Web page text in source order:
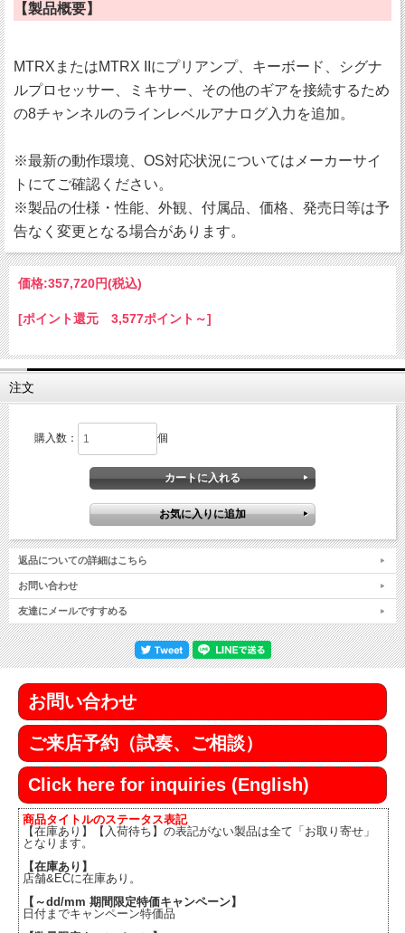
【製品概要】
MTRXまたはMTRX IIにプリアンプ、キーボード、シグナ
ルプロセッサー、ミキサー、その他のギアを接続するため
の8チャンネルのラインレベルアナログ入力を追加。
※最新の動作環境、OS対応状況についてはメーカーサイ
トにてご確認ください。
※製品の仕様・性能、外観、付属品、価格、発売日等は予
告なく変更となる場合があります。
価格:357,720円(税込)
[ポイント還元 3,577ポイント～]
注文
購入数： 個
返品についての詳細はこちら
お問い合わせ
友達にメールですすめる
お問い合わせ
ご来店予約（試奏、ご相談）
Click here for inquiries (English)
商品タイトルのステータス表記
【在庫あり】【入荷待ち】の表記がない製品は全て「お取り寄せ」
となります。
【在庫あり】
店舗&ECに在庫あり。
【～dd/mm 期間限定特価キャンペーン】
日付までキャンペーン特価品